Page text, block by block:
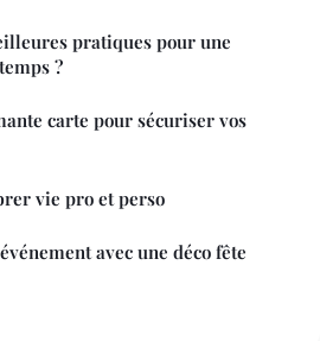
pratiques pour une
?
carte pour sécuriser vos
vie pro et perso
avec une déco fête